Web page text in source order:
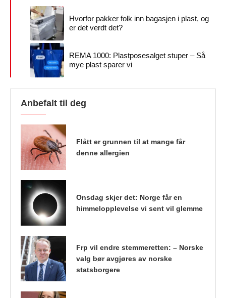
Hvorfor pakker folk inn bagasjen i plast, og
er det verdt det?
REMA 1000: Plastposesalget stuper – Så
mye plast sparer vi
Anbefalt til deg
Flått er grunnen til at mange får
denne allergien
Onsdag skjer det: Norge får en
himmelopplevelse vi sent vil glemme
Frp vil endre stemmeretten: – Norske
valg bør avgjøres av norske
statsborgere